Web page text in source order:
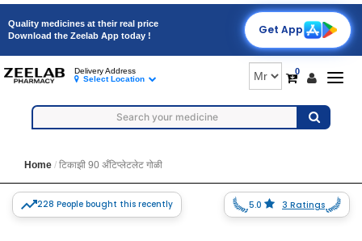
Quality medicines at their real price
Download the Zeelab App today !
Get App
0
Delivery Address
Select Location
Home टिकाझी 90 अँटिप्लेटलेट गोळी
228 People bought this recently 5.0 3 Ratings